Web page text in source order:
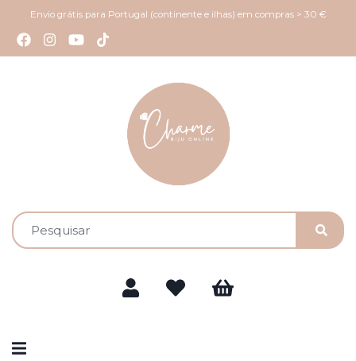
Envio grátis para Portugal (continente e ilhas) em compras > 30 €
Alternar